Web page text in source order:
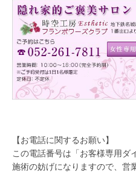
【お電話に関するお願い】
この電話番号は「お客様専用ダ
施術の妨げになりますので、営